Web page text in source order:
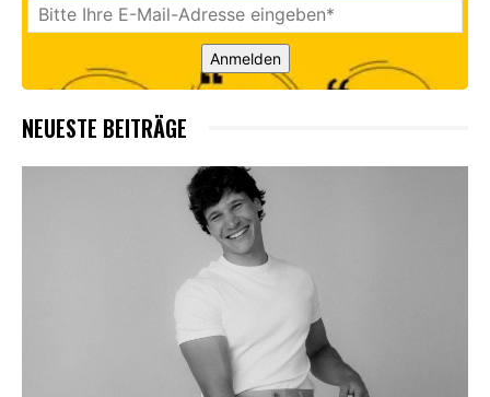
Anmelden
NEUESTE BEITRÄGE